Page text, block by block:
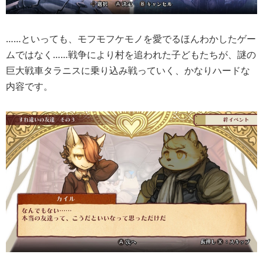
……といっても、モフモフケモノを愛でるほんわかしたゲー
ムではなく……戦争により村を追われた子どもたちが、謎の
巨大戦車タラニスに乗り込み戦っていく、かなりハードな
内容です。